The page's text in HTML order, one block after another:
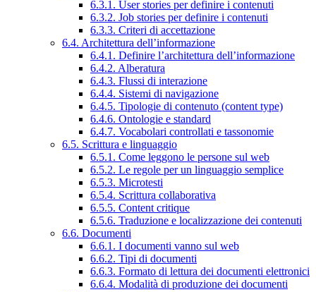
6.3.1. User stories per definire i contenuti
6.3.2. Job stories per definire i contenuti
6.3.3. Criteri di accettazione
6.4. Architettura dell’informazione
6.4.1. Definire l’architettura dell’informazione
6.4.2. Alberatura
6.4.3. Flussi di interazione
6.4.4. Sistemi di navigazione
6.4.5. Tipologie di contenuto (content type)
6.4.6. Ontologie e standard
6.4.7. Vocabolari controllati e tassonomie
6.5. Scrittura e linguaggio
6.5.1. Come leggono le persone sul web
6.5.2. Le regole per un linguaggio semplice
6.5.3. Microtesti
6.5.4. Scrittura collaborativa
6.5.5. Content critique
6.5.6. Traduzione e localizzazione dei contenuti
6.6. Documenti
6.6.1. I documenti vanno sul web
6.6.2. Tipi di documenti
6.6.3. Formato di lettura dei documenti elettronici
6.6.4. Modalità di produzione dei documenti